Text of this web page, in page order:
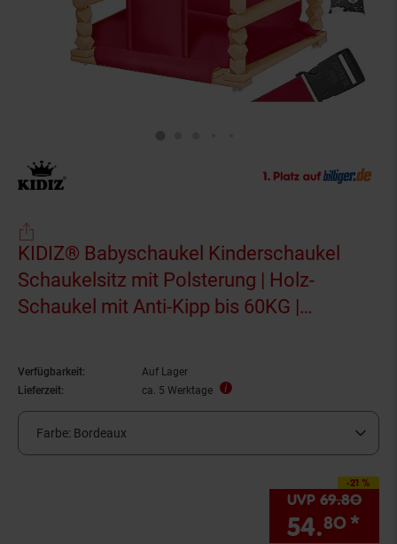
KIDIZ® Babyschaukel Kinderschaukel
Schaukelsitz mit Polsterung | Holz-
Schaukel mit Anti-Kipp bis 60KG |
Sicherheitsgurt
Verfügbarkeit:
Auf Lager
Lieferzeit:
ca. 5 Werktage
Farbe: Bordeaux
-21 %
Sie Sparen 21
UVP 69.80
54.80 *